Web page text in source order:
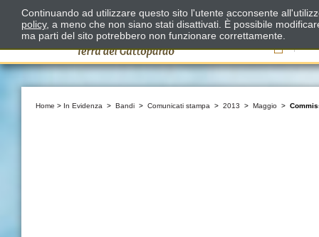
Il
Home > In Evidenza > Bandi > Comunicati stampa > 2013 > Maggio >
Continuando ad utilizzare questo sito l'utente acconsente
policy, a meno che non siano stati disattivati. È possibile
ma parti del sito potrebbero non funzionare correttamente.